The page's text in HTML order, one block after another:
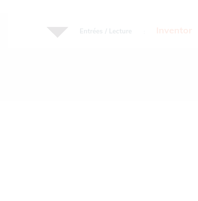
Entrées / Lecture